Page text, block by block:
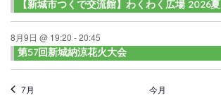
【新城市つくで交流館】わくわく広場 2026夏
8月9日 @ 19:20 -20:45
第57回新城納涼花火大会
7月 今月